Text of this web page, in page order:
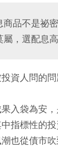
商品不是祕
，選配息
資人問的
入袋為安
指標性的
也從債市